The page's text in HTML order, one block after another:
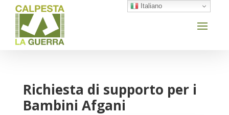
Richiesta di supporto per i
Bambini Afgani
Italiano